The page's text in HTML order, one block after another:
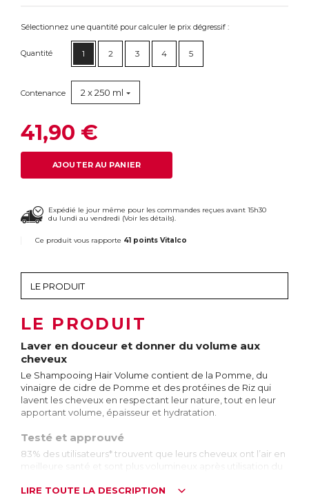
Sélectionnez une quantité pour calculer le prix dégressif :
Quantité 1 2 3 4 5
Contenance 2 x 250 ml
41,90 €
AJOUTER AU PANIER
Expédié le jour même pour les commandes reçues avant 15h30
du lundi au vendredi (Voir les détails).
Ce produit vous rapporte 41 points Vitalco
LE PRODUIT
Laver en douceur et donner du volume aux
cheveux
Le Shampooing Hair Volume contient de la Pomme, du
vinaigre de cidre de Pomme et des protéines de Riz qui
lavent les cheveux en respectant leur nature, tout en leur
apportant volume, épaisseur et hydratation.
Testé et approuvé
83% des utilisateurs* trouvent que leurs cheveux ont l’air en
meilleure santé et sont plus volumineux après utilisation du
*Test réalisé sur 56 utilisateurs
LIRE TOUTE LA DESCRIPTION